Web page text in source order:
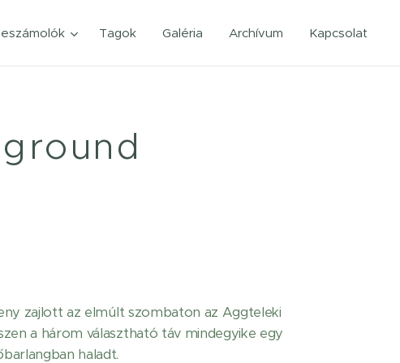
Tagok Galéria Archívum Kapcsolat
zajlott az elmúlt szombaton az Aggteleki
a három választható táv mindegyike egy
haladt.